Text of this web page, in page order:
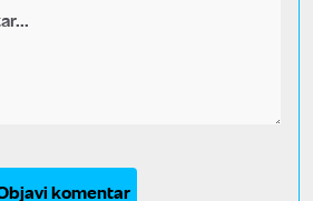
komentar